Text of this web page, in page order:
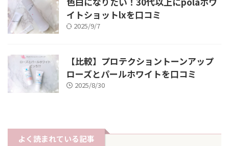
イトショットlxを口コミ
2025/9/7
【比較】プロテクショントーンアップ
ローズとパールホワイトを口コミ
2025/8/30
よく読まれている記事